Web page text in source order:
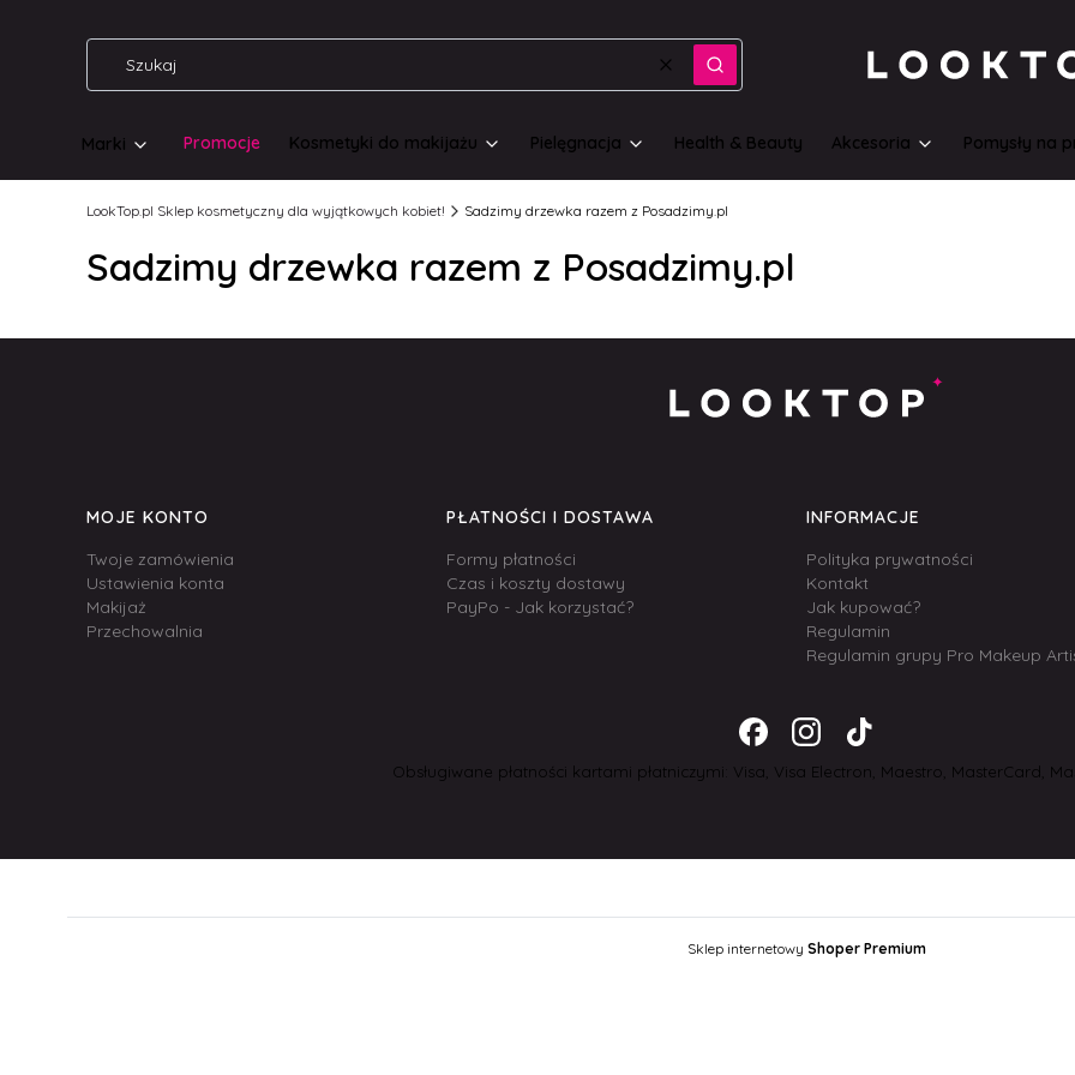
WyczyśćSzukaj
Marki Promocje Kosmetyki do makijażu Pielęgnacja Health & Beauty Akcesoria Pomysły na
LookTop.pl Sklep kosmetyczny dla wyjątkowych kobiet! Sadzimy drzewka razem z Posadzimy.pl
Sadzimy drzewka razem z Posadzimy.pl
Linki w stopce
MOJE KONTO
Twoje zamówienia
Ustawienia konta
Makijaż
Przechowalnia
PŁATNOŚCI I DOSTAWA
Formy płatności
Czas i koszty dostawy
PayPo - Jak korzystać?
INFORMACJE
Polityka prywatności
Kontakt
Jak kupować?
Regulamin
Regulamin grupy Pro Makeup
Obsługiwane płatności kartami płatniczymi: Visa, Visa Electron, Maestro, MasterCard,
Sklep internetowy Shoper Premium